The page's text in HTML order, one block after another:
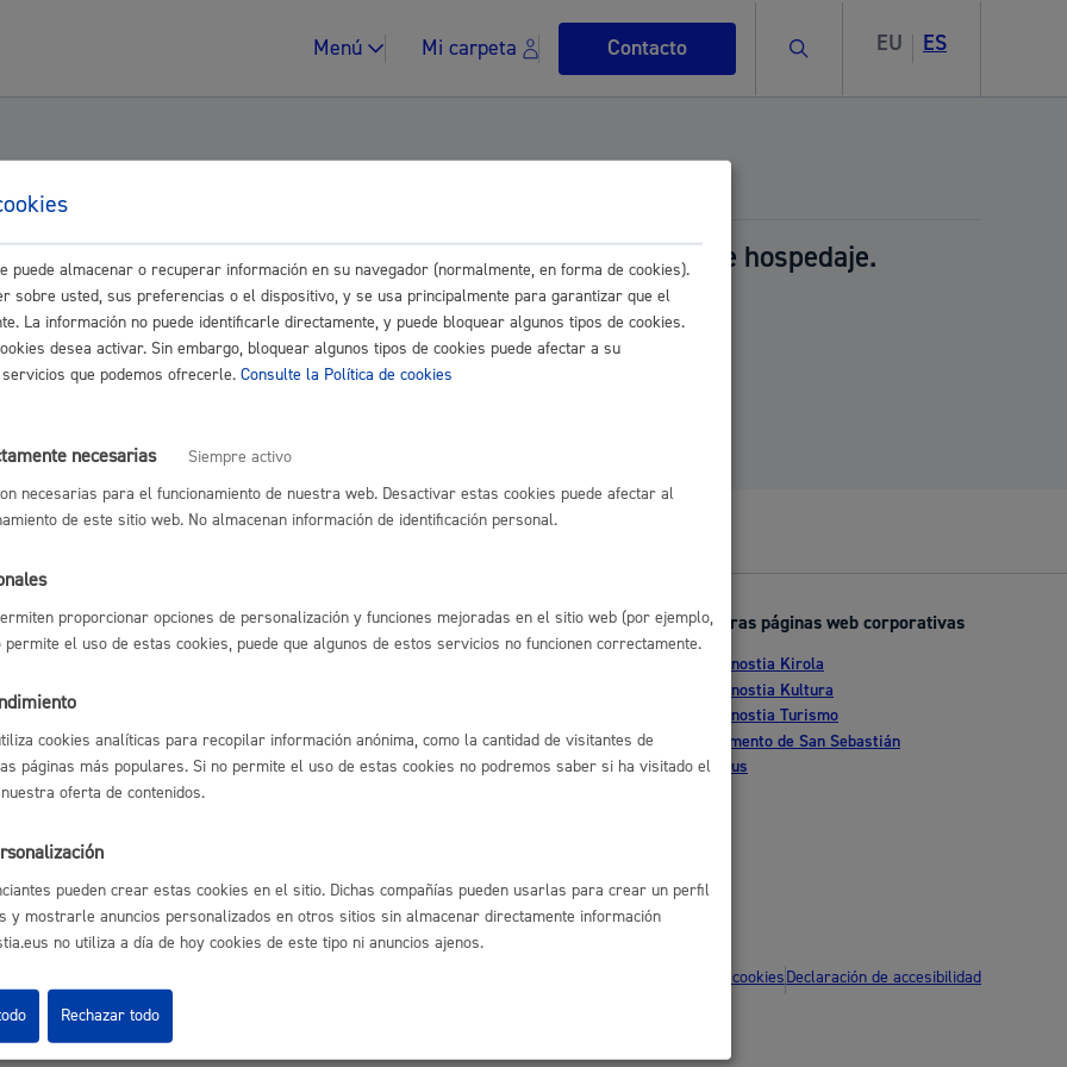
Menú Mi carpeta Contacto Buscar EU ES
Impuestos y multas
Espacio público, residuos y medioambiente
Plan General de Ordenación Urbana referente a usos de hospedaje.
del Territorio
Enlaces útiles
Mapas - GeoDonostia
Sala de prensa
Otras páginas web corporativas
Donostia Kirola
Donostia Kultura
Donostia Turismo
Fomento de San Sebastián
Dbus
1,
Política de cookiesDeclaración de accesibilidad
puede almacenar o recuperar información en su navegador (normalmente, en forma de cookies).
sobre usted, sus preferencias o el dispositivo, y se usa principalmente para garantizar que el
La información no puede identificarle directamente, y puede bloquear algunos tipos de cookies.
desea activar. Sin embargo, bloquear algunos tipos de cookies puede afectar a su
que podemos ofrecerle. Consulte la Política de cookies
necesarias
Siempre activo
necesarias para el funcionamiento de nuestra web. Desactivar estas cookies puede afectar al
de este sitio web. No almacenan información de identificación personal.
proporcionar opciones de personalización y funciones mejoradas en el sitio web (por ejemplo,
permite el uso de estas cookies, puede que algunos de estos servicios no funcionen correctamente.
cookies analíticas para recopilar información anónima, como la cantidad de visitantes de
páginas más populares. Si no permite el uso de estas cookies no podremos saber si ha visitado el
oferta de contenidos.
pueden crear estas cookies en el sitio. Dichas compañías pueden usarlas para crear un perfil
y mostrarle anuncios personalizados en otros sitios sin almacenar directamente información
no utiliza a día de hoy cookies de este tipo ni anuncios ajenos.
Rechazar todo